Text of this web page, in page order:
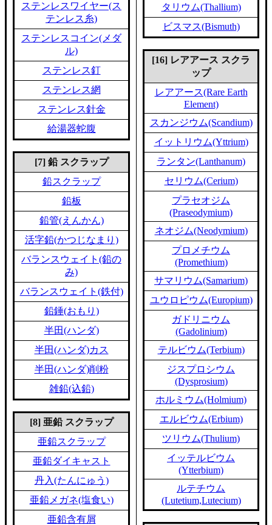
ステンレスワイヤー(ス
テンレス糸)
ステンレスコイン(メダ
ル)
ステンレス釘
ステンレス網
ステンレス針金
給湯器蛇腹
[7] 鉛 スクラップ
鉛スクラップ
鉛板
鉛管(えんかん)
活字鉛(かつじなまり)
バランスウェイト(鉛の
み)
バランスウェイト(鉄付)
鉛錘(おもり)
半田(ハンダ)
半田(ハンダ)カス
半田(ハンダ)削粉
雑鉛(込鉛)
[8] 亜鉛 スクラップ
亜鉛スクラップ
亜鉛ダイキャスト
丹入(たんにゅう)
亜鉛メガネ(塩食い)
亜鉛含有屑
タリウム(Thallium)
ビスマス(Bismuth)
[16] レアアース スクラ
ップ
レアアース(Rare Earth
Element)
スカンジウム(Scandium)
イットリウム(Yttrium)
ランタン(Lanthanum)
セリウム(Cerium)
プラセオジム
(Praseodymium)
ネオジム(Neodymium)
プロメチウム
(Promethium)
サマリウム(Samarium)
ユウロピウム(Europium)
ガドリニウム
(Gadolinium)
テルビウム(Terbium)
ジスプロシウム
(Dysprosium)
ホルミウム(Holmium)
エルビウム(Erbium)
ツリウム(Thulium)
イッテルビウム
(Ytterbium)
ルテチウム
(Lutetium,Lutecium)